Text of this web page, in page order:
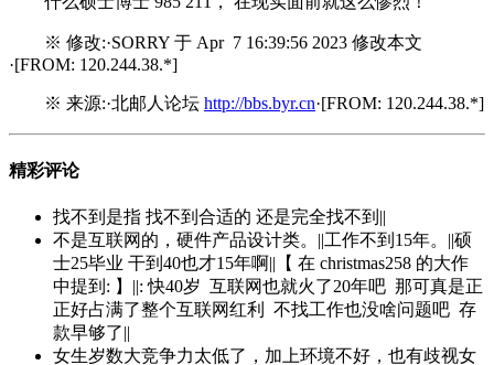
※ 修改:·SORRY 于 Apr 7 16:39:56 2023 修改本文
·[FROM: 120.244.38.*]
※ 来源:·北邮人论坛 http://bbs.byr.cn·[FROM: 120.244.38.*]
精彩评论
找不到是指 找不到合适的 还是完全找不到||
不是互联网的，硬件产品设计类。||工作不到15年。||硕
士25毕业 干到40也才15年啊||【 在 christmas258 的大作
中提到: 】||: 快40岁 互联网也就火了20年吧 那可真是正
正好占满了整个互联网红利 不找工作也没啥问题吧 存
款早够了||
女生岁数大竞争力太低了，加上环境不好，也有歧视女